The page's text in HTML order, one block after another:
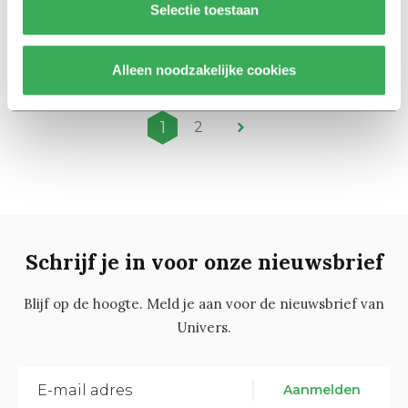
Selectie toestaan
Alleen noodzakelijke cookies
Nederland
29 januari 2018
1 2
Schrijf je in voor onze nieuwsbrief
Blijf op de hoogte. Meld je aan voor de nieuwsbrief van
Univers.
Aanmelden